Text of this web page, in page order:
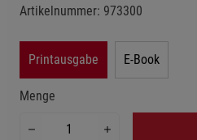
Artikelnummer: 973300
Printausgabe E-Book
Menge